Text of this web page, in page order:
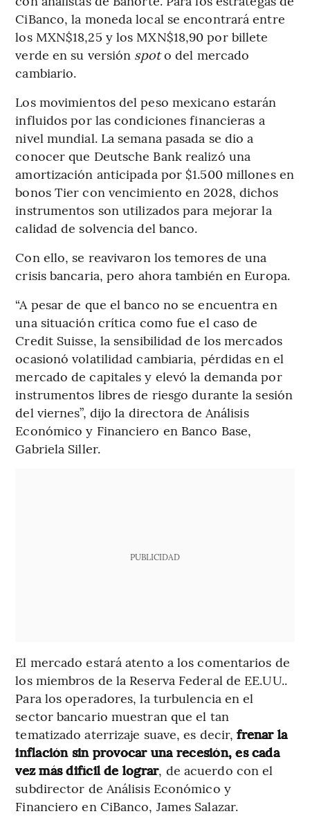
CiBanco, la moneda local se encontrará entre
los MXN$18,25 y los MXN$18,90 por billete
verde en su versión spoto del mercado
cambiario.
Los movimientos del peso mexicano estarán
influidos por las condiciones financieras a
nivel mundial. La semana pasada se dio a
conocer que Deutsche Bank realizó una
amortización anticipada por $1.500 millones en
bonos Tier con vencimiento en 2028, dichos
instrumentos son utilizados para mejorar la
calidad de solvencia del banco.
Con ello, se reavivaron los temores de una
crisis bancaria, pero ahora también en Europa.
“A pesar de que el banco no se encuentra en
una situación crítica como fue el caso de
Credit Suisse, la sensibilidad de los mercados
ocasionó volatilidad cambiaria, pérdidas en el
mercado de capitales y elevó la demanda por
instrumentos libres de riesgo durante la sesión
del viernes”, dijo la directora de Análisis
Económico y Financiero en Banco Base,
Gabriela Siller.
PUBLICIDAD
El mercado estará atento a los comentarios de
los miembros de la Reserva Federal de EE.UU..
Para los operadores, la turbulencia en el
sector bancario muestran que el tan
tematizado aterrizaje suave, es decir,frenar la
inflación sin provocar una recesión, es cada
vez más difícil de lograr, de acuerdo con el
subdirector de Análisis Económico y
Financiero en CiBanco, James Salazar.